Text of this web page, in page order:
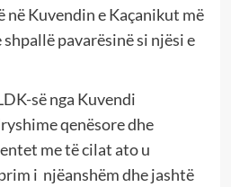
në Kuvendin e Kaçanikut më
pavarësinë si njësi e
së nga Kuvendi
qenësore dhe
me të cilat ato u
i njëanshëm dhe jashtë